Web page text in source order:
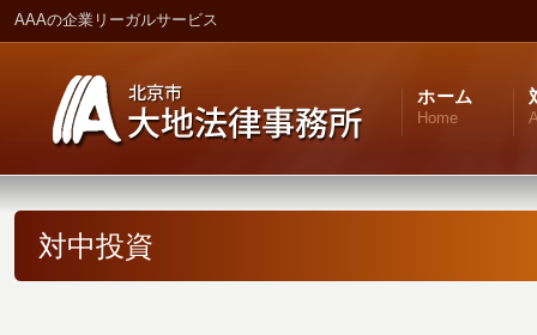
AAAの企業リーガルサービス
ホーム
Home
対中投資